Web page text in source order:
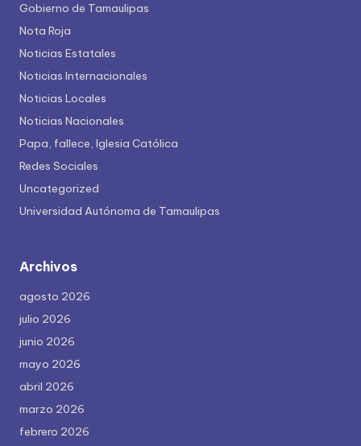
Gobierno de Tamaulipas
Nota Roja
Noticias Estatales
Noticias Internacionales
Noticias Locales
Noticias Nacionales
Papa, fallece, Iglesia Católica
Redes Sociales
Uncategorized
Universidad Autónoma de Tamaulipas
Archivos
agosto 2026
julio 2026
junio 2026
mayo 2026
abril 2026
marzo 2026
febrero 2026